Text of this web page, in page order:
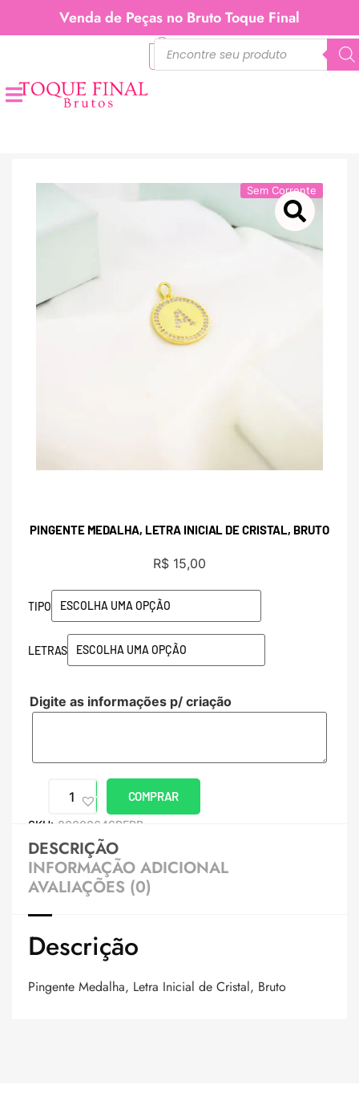
Venda de Peças no Bruto Toque Final
Sem Corrente
PINGENTE MEDALHA, LETRA INICIAL DE CRISTAL, BRUTO
R$ 15,00
TIPO
LETRAS
Digite as informações p/ criação
COMPRAR
SKU: 8000064SPERB
DESCRIÇÃO
INFORMAÇÃO ADICIONAL
AVALIAÇÕES (0)
Descrição
Pingente Medalha, Letra Inicial de Cristal, Bruto